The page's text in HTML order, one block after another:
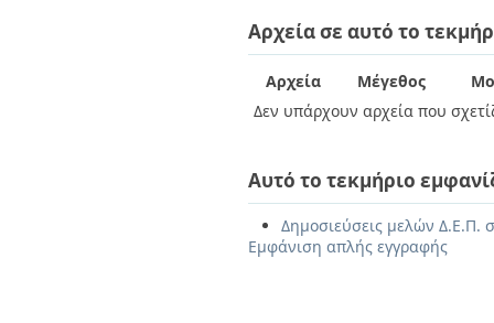
Αρχεία σε αυτό το
Αρχεία Μέγεθος
Δεν υπάρχουν αρχεία που
Αυτό το τεκμήριο
Δημοσιεύσεις μελών Δ.Ε.Π.
Εμφάνιση απλής εγγραφής